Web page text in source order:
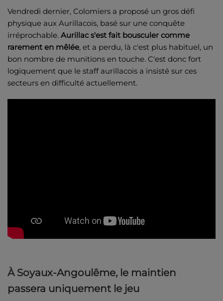
Vendredi dernier, Colomiers a proposé un gros défi
physique aux Aurillacois, basé sur une conquête
irréprochable. Aurillac s'est fait bousculer comme
rarement en mêlée, et a perdu, là c'est plus habituel, un
bon nombre de munitions en touche. C'est donc fort
logiquement que le staff aurillacois a insisté sur ces
secteurs en difficulté actuellement.
À Soyaux-Angoulême, le maintien
passera uniquement le jeu